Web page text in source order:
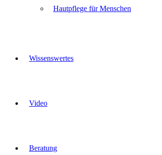
Hautpflege für Menschen
Wissenswertes
Video
Beratung